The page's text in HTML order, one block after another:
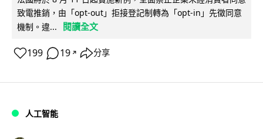
致電推銷，由「opt-out」拒接登記制轉為「opt-in」先徵同意
機制。違...
閱讀全文
199 19 ↗ 分享
人工智能